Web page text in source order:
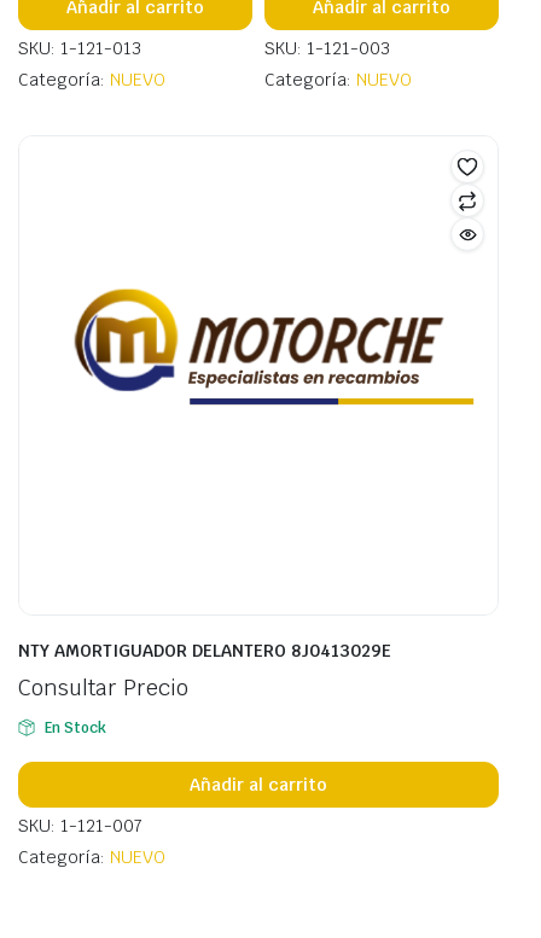
Añadir al carrito
SKU: 1-121-013
Categoría: NUEVO
Añadir al carrito
SKU: 1-121-003
Categoría: NUEVO
NTY AMORTIGUADOR DELANTERO 8J0413029E
Consultar Precio
En Stock
Añadir al carrito
SKU: 1-121-007
Categoría: NUEVO